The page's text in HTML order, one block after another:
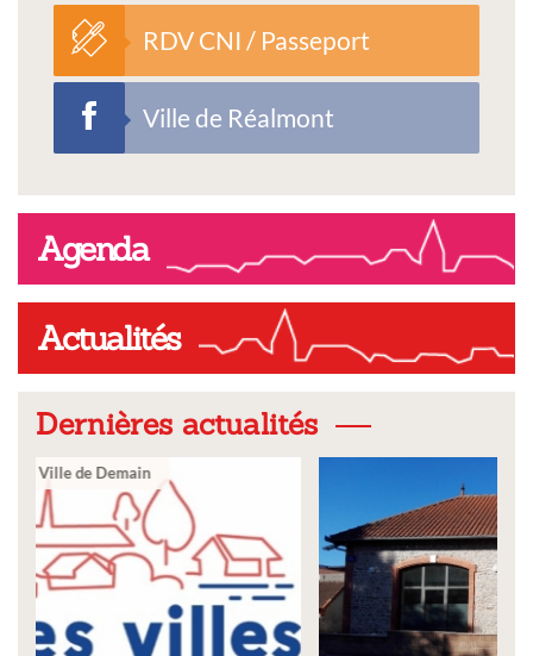
RDV CNI / Passeport
Ville de Réalmont
Agenda
Actualités
Dernières actualités